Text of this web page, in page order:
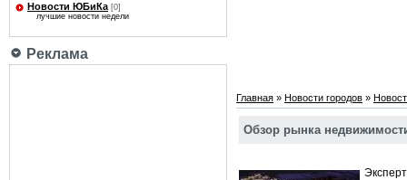
Новости ЮБиКа [0]
лучшие новости недели
Реклама
Главная » Новости городов »
Обзор рынка